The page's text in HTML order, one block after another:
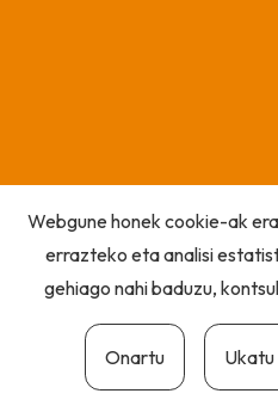
Webgune honek cookie-ak
errazteko eta analisi
gehiago nahi baduzu,
Onartu Ukatu